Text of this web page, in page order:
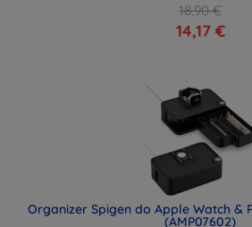
18,90 €
14,17 €
Organizer Spigen do Apple Watch &
(AMP07602)